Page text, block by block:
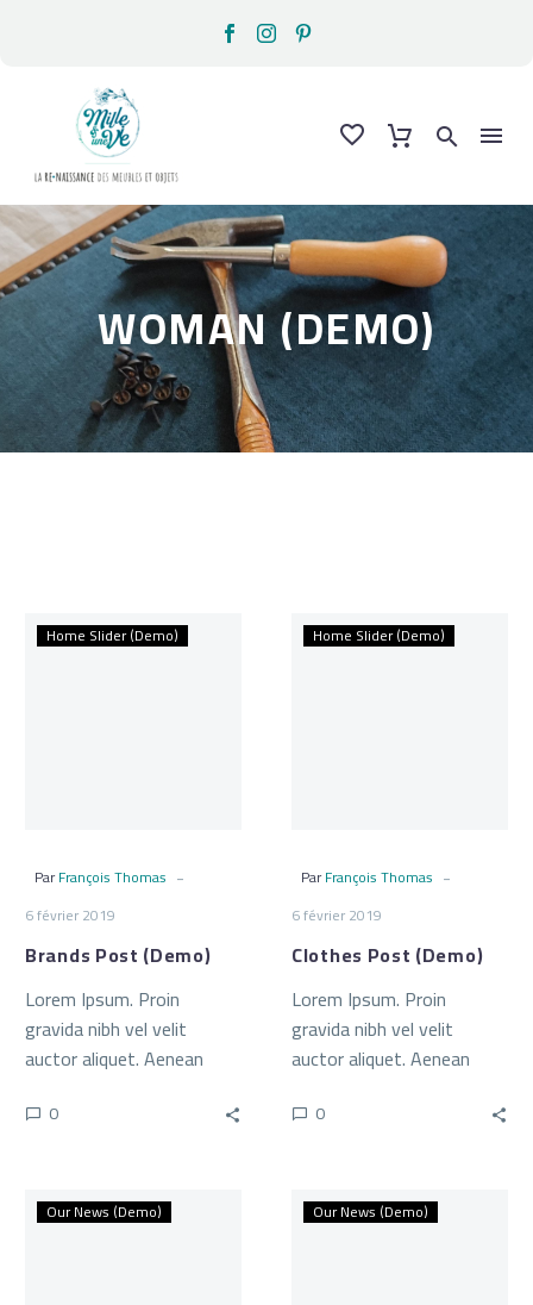
WOMAN (DEMO)
Brands
Post
Home Slider (Demo)
ParFrançois Thomas -
6 février 2019
Brands Post (Demo)
Lorem Ipsum. Proin
gravida nibh vel velit
auctor aliquet. Aenean
bibendum auctor, nisi elit
0
Clothes
Post
Home Slider (Demo)
ParFrançois Thomas -
6 février 2019
Clothes Post (Demo)
Lorem Ipsum. Proin
gravida nibh vel velit
auctor aliquet. Aenean
bibendum auctor, nisi elit
0
New
Trends
Our News (Demo)
Fashion
post
Our News (Demo)